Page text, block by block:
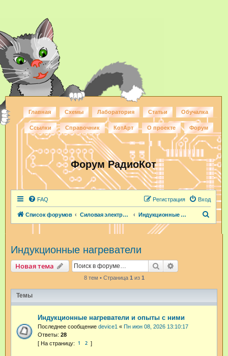
Главная Схемы Лаборатория Статьи Обучалка
Ссылки Справочник КотАрт О проекте Форум
Форум РадиоКот
FAQ Вход
Регистрация
Список форумов Силовая электроника Индукционные нагреватели
Индукционные нагреватели
Новая тема Поиск
8 тем • Страница 1 из 1
Темы
Индукционные нагреватели и опыты с ними
Последнее сообщение device1 « Пн июн 08, 2026 13:10:17
Ответы: 28
1 2